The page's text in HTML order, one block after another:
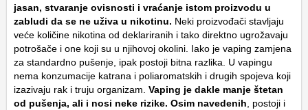
jasan, stvaranje ovisnosti i vraćanje istom proizvodu u
zabludi da se ne uživa u nikotinu. Neki proizvođači stavljaju
veće količine nikotina od deklariranih i tako direktno ugrožavaju
potrošače i one koji su u njihovoj okolini. Iako je vaping zamjena
za standardno pušenje, ipak postoji bitna razlika. U vapingu
nema konzumacije katrana i poliaromatskih i drugih spojeva koji
izazivaju rak i truju organizam. Vaping je dakle manje štetan
od pušenja, ali i nosi neke rizike. Osim navedenih , postoji i